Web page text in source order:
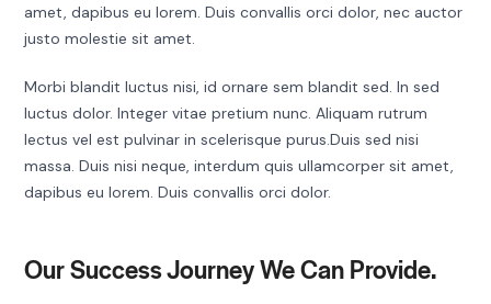
amet, dapibus eu lorem. Duis convallis orci dolor, nec auctor
justo molestie sit amet.
Morbi blandit luctus nisi, id ornare sem blandit sed. In sed
luctus dolor. Integer vitae pretium nunc. Aliquam rutrum
lectus vel est pulvinar in scelerisque purus.Duis sed nisi
massa. Duis nisi neque, interdum quis ullamcorper sit amet,
dapibus eu lorem. Duis convallis orci dolor.
Our Success Journey We Can Provide.